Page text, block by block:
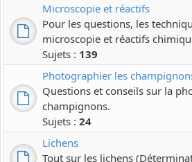
Microscopie et réactifs
Pour les questions, les
microscopie et réactifs
Sujets : 139
Photographier les
Questions et conseils sur la
champignons.
Sujets : 24
Lichens
Tout sur les lichens